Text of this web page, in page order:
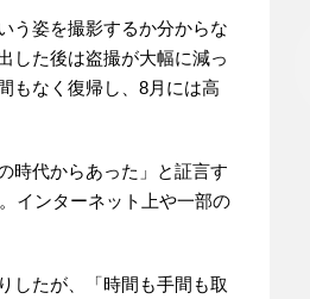
う姿を撮影するか分からな
した後は盗撮が大幅に減っ
もなく復帰し、8月には高
時代からあった」と証言す
インターネット上や一部の
したが、「時間も手間も取